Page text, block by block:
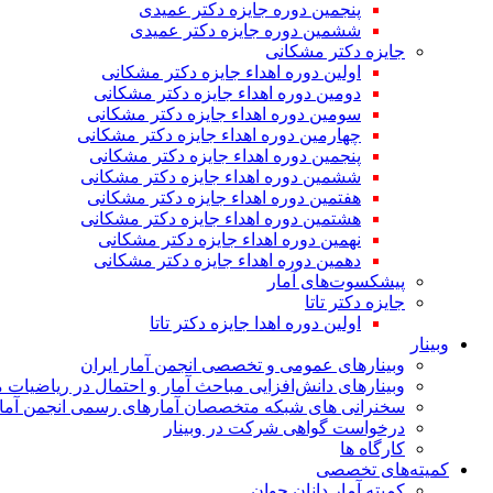
پنجمین دوره جایزه دکتر عمیدی
ششمین دوره جایزه دکتر عمیدی
جایزه دکتر مشکانی
اولین دوره اهداء جایزه دکتر مشکانی
دومین دوره اهداء جایزه دکتر مشکانی
سومین دوره اهداء جایزه دکتر مشکانی
چهارمین دوره اهداء جایزه دکتر مشکانی
پنجمین دوره اهداء جایزه دکتر مشکانی
ششمین دوره اهداء جایزه دکتر مشکانی
هفتمین دوره اهداء جایزه دکتر مشکانی
هشتمین دوره اهداء جایزه دکتر مشکانی
نهمین دوره اهداء جایزه دکتر مشکانی
دهمین دوره اهداء جایزه دکتر مشکانی
پیشکسوت‌های آمار
جایزه دکتر تاتا
اولین دوره اهدا جایزه دکتر تاتا
وبینار
وبینارهای عمومی و تخصصی انجمن آمار ایران
وبینارهای دانش‌افزایی مباحث آمار و احتمال در
سخنرانی های شبکه متخصصان آمارهای رسمی انجمن
درخواست گواهی شرکت در وبینار
کارگاه ها
کمیته‌های تخصصی